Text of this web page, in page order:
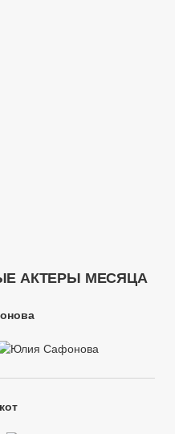
АКТЕРЫ МЕСЯЦА